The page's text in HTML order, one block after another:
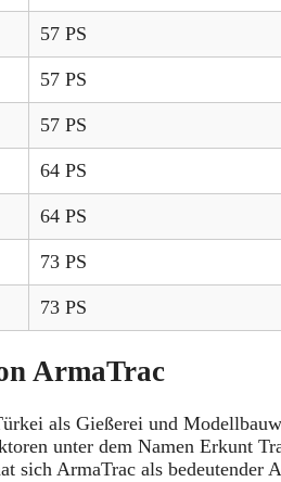
57 PS
57 PS
57 PS
64 PS
64 PS
73 PS
73 PS
ArmaTrac
als Gießerei und
unter dem Namen Erkunt
sich ArmaTrac als